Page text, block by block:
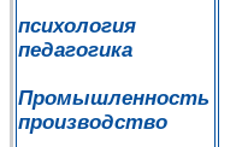
психология
педагогика
Промышленность
производство